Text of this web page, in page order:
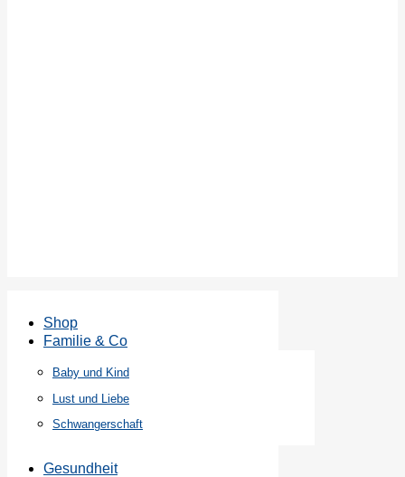
Shop
Familie & Co
Baby und Kind
Lust und Liebe
Schwangerschaft
Gesundheit